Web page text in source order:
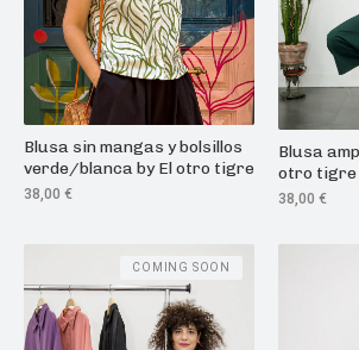
Blusa sin mangas y bolsillos
verde/blanca by El otro tigre
38,00 €
Blusa
otro tigre
38,00 €
COMING SOON